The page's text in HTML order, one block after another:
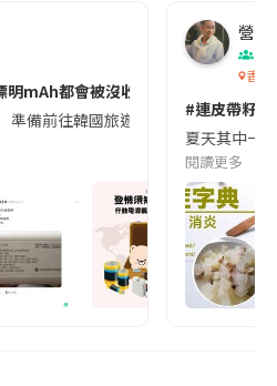
明mAh都會被沒收😱出發前切記檢查
準備前往韓國旅遊的民眾，近期要
營養
香港
#連皮帶籽
夏天其中一
閱讀更多